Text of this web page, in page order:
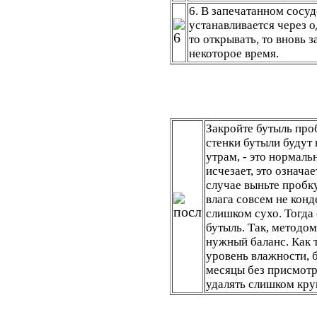
6. В запечатанном
устанавливается
то открывать, то вновь
некоторое время.
Закройте бутыль
стенки бутыли
утрам, - это
исчезает, это
случае выньте
влага совсем не
слишком сухо. Тогда
бутыль. Так,
нужный баланс. Как
уровень влажности,
месяцы без
удалять слишком